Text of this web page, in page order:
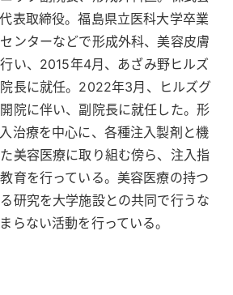
表取締役。福島県立医科大学卒業
ンターなどで形成外科、美容皮膚
い、2015年4月、あざみ野ヒルズ
長に就任。2022年3月、ヒルズグ
院に伴い、副院長に就任した。形
治療を中心に、各種注入製剤と機
美容医療に取り組む傍ら、注入指
育を行っている。美容医療の持つ
研究を大学施設との共同で行うな
らない活動を行っている。